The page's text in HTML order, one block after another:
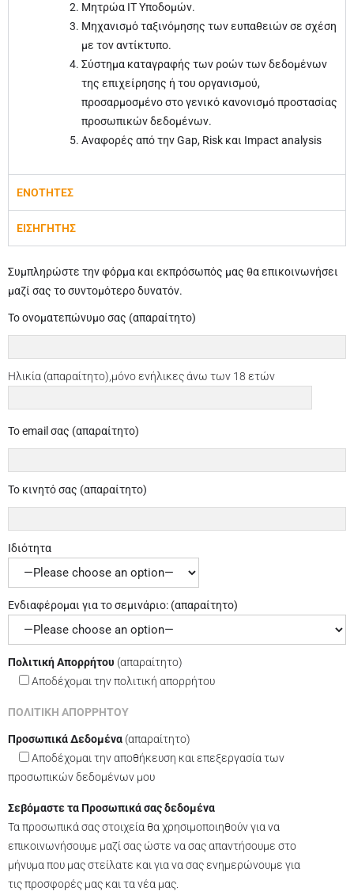
Μητρώα ΙΤ Υποδομών.
Μηχανισμό ταξινόμησης των ευπαθειών σε σχέση
με τον αντίκτυπο.
Σύστημα καταγραφής των ροών των δεδομένων
της επιχείρησης ή του οργανισμού,
προσαρμοσμένο στο γενικό κανονισμό προστασίας
προσωπικών δεδομένων.
Αναφορές από την Gap, Risk και Impact analysis
ΕΝΟΤΗΤΕΣ
ΕΙΣΗΓΗΤΗΣ
Συμπληρώστε την φόρμα και εκπρόσωπός μας θα επικοινωνήσει
μαζί σας το συντομότερο δυνατόν.
Το ονοματεπώνυμο σας (απαραίτητο)
Ηλικία (απαραίτητο),μόνο ενήλικες άνω των 18 ετών
Το email σας (απαραίτητο)
Το κινητό σας (απαραίτητο)
Ιδιότητα
Ενδιαφέρομαι για το σεμινάριο: (απαραίτητο)
Πολιτική Απορρήτου (απαραίτητο)
Aποδέχομαι την πολιτική απορρήτου
ΠΟΛΙΤΙΚΗ ΑΠΟΡΡΗΤΟΥ
Προσωπικά Δεδομένα (απαραίτητο)
Αποδέχομαι την αποθήκευση και επεξεργασία των
προσωπικών δεδομένων μου
Σεβόμαστε τα Προσωπικά σας δεδομένα
Τα προσωπικά σας στοιχεία θα χρησιμοποιηθούν για να
επικοινωνήσουμε μαζί σας ώστε να σας απαντήσουμε στο
μήνυμα που μας στείλατε και για να σας ενημερώνουμε για
τις προσφορές μας και τα νέα μας.